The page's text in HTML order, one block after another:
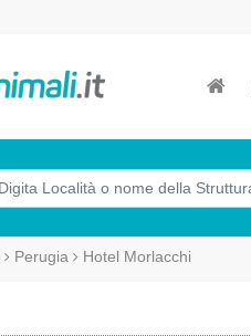
Perugia Hotel Morlacchi